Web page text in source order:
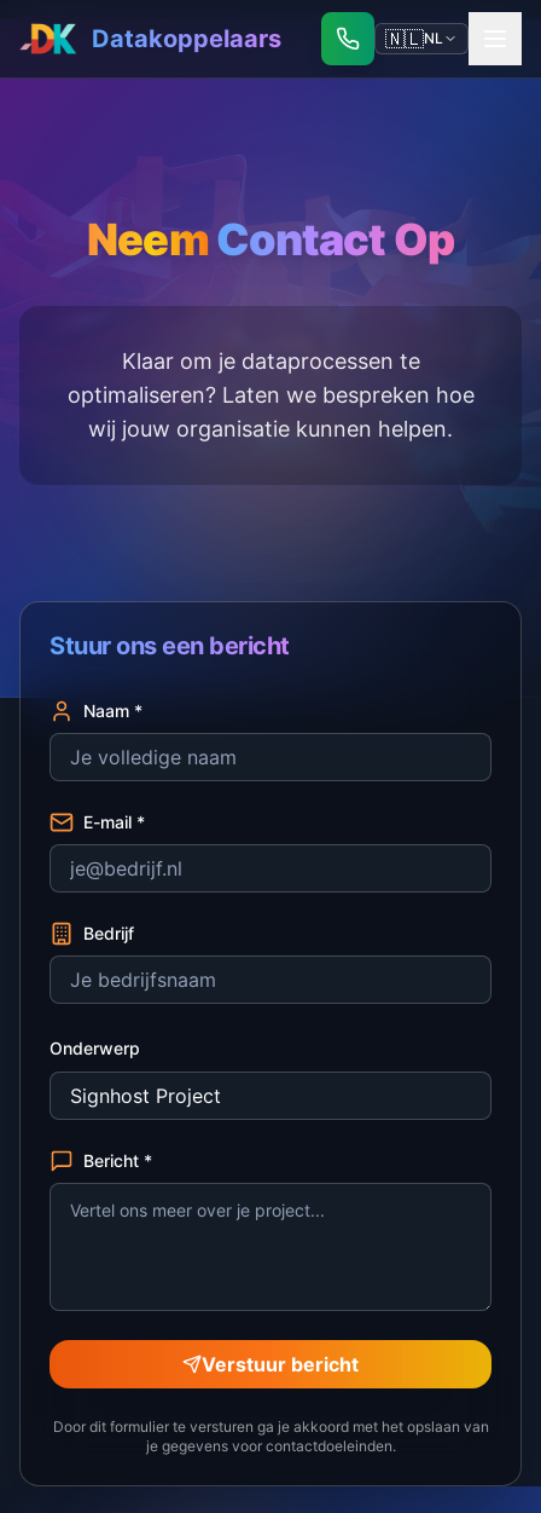
Datakoppelaars 🇳🇱NL
NeemContact Op
Klaar om je dataprocessen te
optimaliseren? Laten we bespreken hoe
wij jouw organisatie kunnen helpen.
Stuur ons een bericht
Naam *
E-mail *
Bedrijf
Onderwerp
Bericht *
Verstuur bericht
Door dit formulier te versturen ga je akkoord met het opslaan van
je gegevens voor contactdoeleinden.